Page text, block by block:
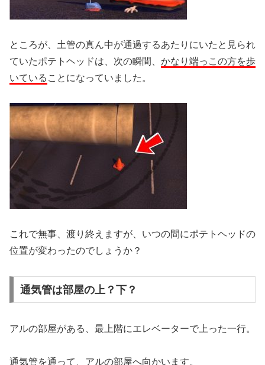
ところが、土管の真ん中が通過するあたりにいたと見られ
ていたポテトヘッドは、次の瞬間、 かなり端っこの方を歩
いている ことになっていました。
これで無事、渡り終えますが、いつの間にポテトヘッドの
位置が変わったのでしょうか？
通気管は部屋の上？下？
アルの部屋がある、最上階にエレベーターで上った一行。
通気管を通って、アルの部屋へ向かいます。